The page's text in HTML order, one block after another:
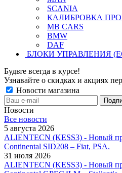
SCANIA
КАЛИБРОВКА
MB CARS
BMW
DAF
БЛОКИ УПРАВЛЕНИЯ
Будьте всегда в курсе!
Узнавайте о скидках и акциях
Новости магазина
Новости
Все новости
5 августа 2026
ALIENTECN (KESS3) - Новый
Continental SID208 – Fiat, PSA.
31 июля 2026
ALIENTECN (KESS3) - Новый